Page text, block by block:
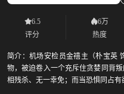
6.5
评分
6万
热度
简介：机场安检员金禧主（朴宝英
物，被迫卷入一个充斥住贪婪同背
相残杀、无一幸免；而当恐惧同占